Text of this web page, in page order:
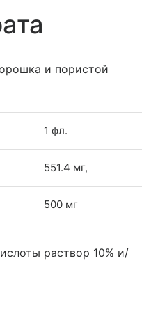
и пористой
1 фл.
551.4 мг,
500 мг
раствор 10% и/